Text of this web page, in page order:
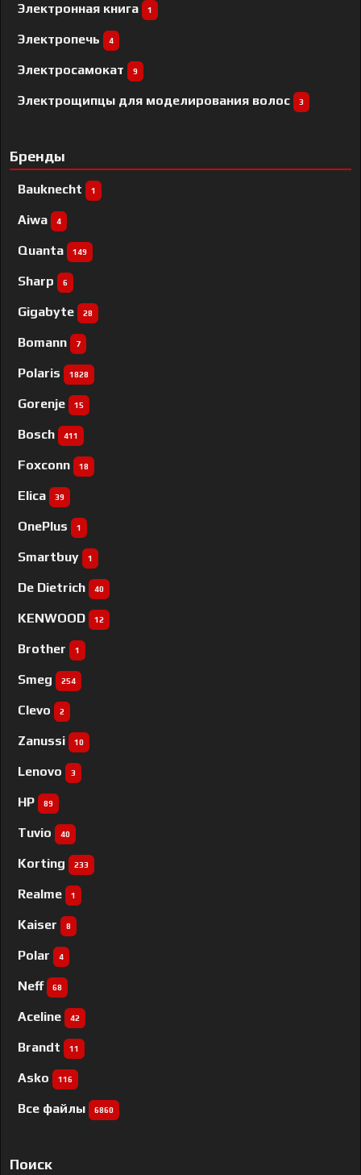
Электронная книга 1
Электропечь 4
Электросамокат 9
Электрощипцы для моделирования волос 3
Бренды
Bauknecht 1
Aiwa 4
Quanta 149
Sharp 6
Gigabyte 28
Bomann 7
Polaris 1828
Gorenje 15
Bosch 411
Foxconn 18
Elica 39
OnePlus 1
Smartbuy 1
De Dietrich 40
KENWOOD 12
Brother 1
Smeg 254
Clevo 2
Zanussi 10
Lenovo 3
HP 89
Tuvio 40
Korting 233
Realme 1
Kaiser 8
Polar 4
Neff 68
Aceline 42
Brandt 11
Asko 116
Все файлы 6860
Поиск